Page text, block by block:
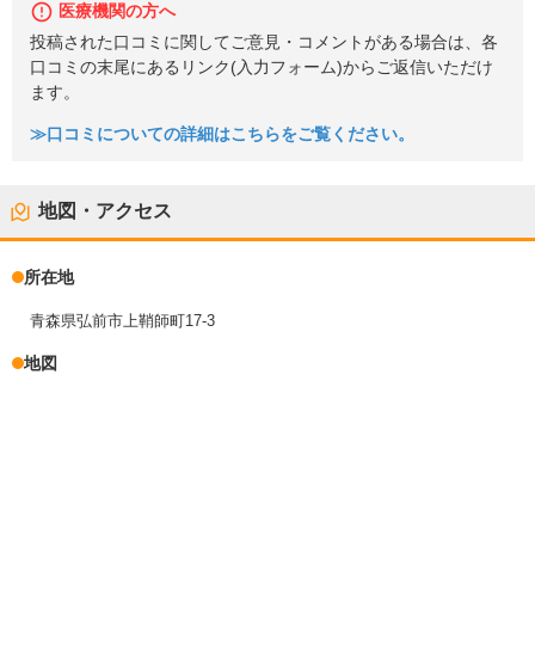
医療機関の方へ
投稿された口コミに関してご意見・コメントがある場合は、各
口コミの末尾にあるリンク(入力フォーム)からご返信いただけ
ます。
≫口コミについての詳細はこちらをご覧ください。
地図・アクセス
所在地
青森県弘前市上鞘師町17-3
地図